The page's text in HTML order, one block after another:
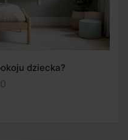
dziecka?
0